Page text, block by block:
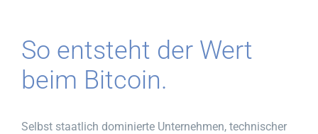
So entsteht der Wert
beim Bitcoin.
Selbst staatlich dominierte Unternehmen, technischer